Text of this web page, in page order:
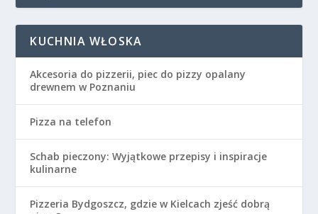
KUCHNIA WŁOSKA
Akcesoria do pizzerii, piec do pizzy opalany
drewnem w Poznaniu
Pizza na telefon
Schab pieczony: Wyjątkowe przepisy i inspiracje
kulinarne
Pizzeria Bydgoszcz, gdzie w Kielcach zjeść dobrą